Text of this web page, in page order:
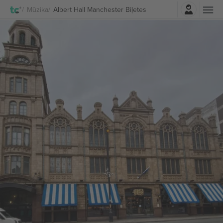
Mūzika Albert Hall Manchester Biļetes
Pierakstīties